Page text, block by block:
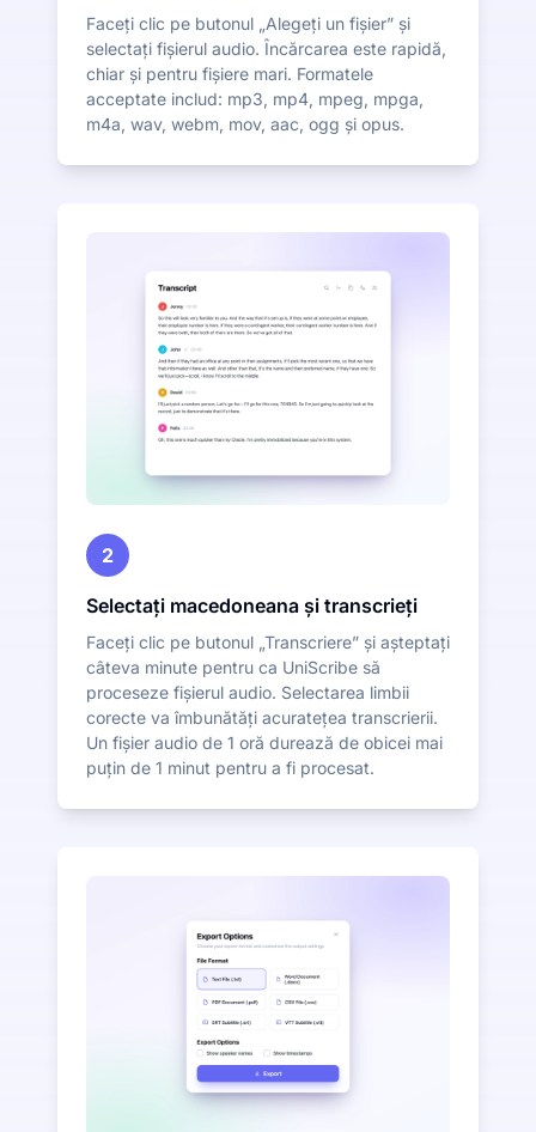
Faceți clic pe butonul „Alegeți un fișier” și
selectați fișierul audio. Încărcarea este rapidă,
chiar și pentru fișiere mari. Formatele
acceptate includ: mp3, mp4, mpeg, mpga,
m4a, wav, webm, mov, aac, ogg și opus.
2
Selectați macedoneana și transcrieți
Faceți clic pe butonul „Transcriere” și așteptați
câteva minute pentru ca UniScribe să
proceseze fișierul audio. Selectarea limbii
corecte va îmbunătăți acuratețea transcrierii.
Un fișier audio de 1 oră durează de obicei mai
puțin de 1 minut pentru a fi procesat.